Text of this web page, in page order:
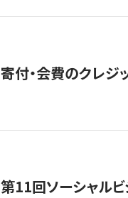
寄付・会費のクレジ
第11回ソーシャル